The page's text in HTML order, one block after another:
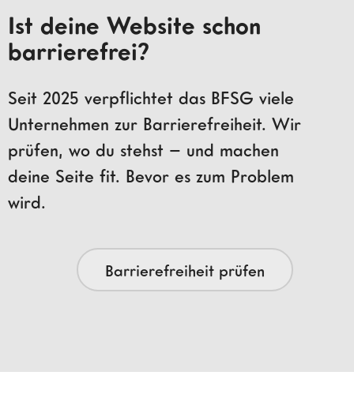
Ist deine Website schon
barrierefrei?
Seit 2025 verpflichtet das BFSG viele
Unternehmen zur Barrierefreiheit. Wir
prüfen, wo du stehst – und machen
deine Seite fit. Bevor es zum Problem
wird.
Barrierefreiheit prüfen